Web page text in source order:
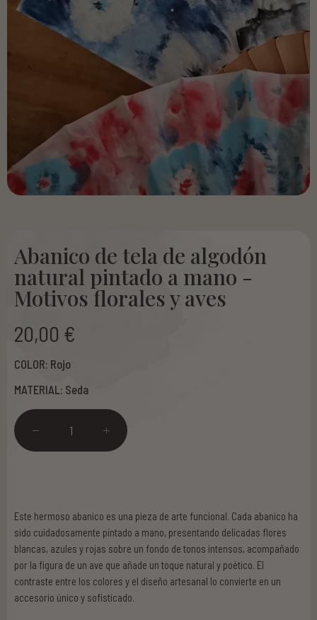
Abanico de tela de algodón
natural pintado a mano -
Motivos florales y aves
20,00 €
COLOR: Rojo
MATERIAL: Seda
1
Este hermoso abanico es una pieza de arte funcional. Cada abanico ha
sido cuidadosamente pintado a mano, presentando delicadas flores
blancas, azules y rojas sobre un fondo de tonos intensos, acompañado
por la figura de un ave que añade un toque natural y poético. El
contraste entre los colores y el diseño artesanal lo convierte en un
accesorio único y sofisticado.